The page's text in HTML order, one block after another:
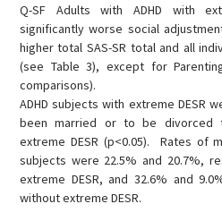
Q-SF Adults with ADHD with
significantly worse social
higher total SAS-SR total and all
(see Table 3), except for
comparisons).
ADHD subjects with extreme DESR
been married or to be divorced
extreme DESR (p<0.05). Rates of
subjects were 22.5% and 20.7%,
extreme DESR, and 32.6% and
without extreme DESR.